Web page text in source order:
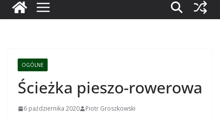
OGÓLNE
Ścieżka pieszo-rowerowa
6 października 2020 Piotr Groszkowski